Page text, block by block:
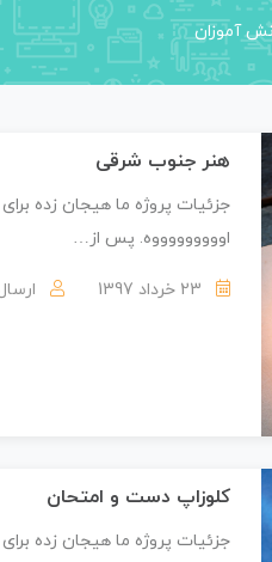
آموزان
هنر جنوب شرقی
جزئیات پروژه ما هیجان زده
اوووووووووه. پس از…
23 خرداد 1397
کلوزاپ دست و امتحان
جزئیات پروژه ما هیجان زده